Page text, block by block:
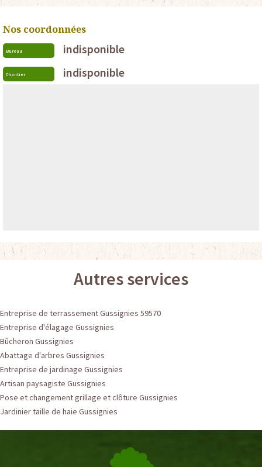
Nos coordonnées
Bureau indisponible
Chantier indisponible
Autres services
Entreprise de terrassement Gussignies 59570
Entreprise d'élagage Gussignies
Bûcheron Gussignies
Abattage d'arbres Gussignies
Entreprise de jardinage Gussignies
Artisan paysagiste Gussignies
Pose et changement grillage et clôture Gussignies
Jardinier taille de haie Gussignies